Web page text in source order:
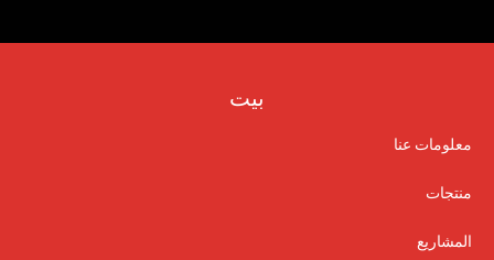
بيت
معلومات عنا
منتجات
المشاريع